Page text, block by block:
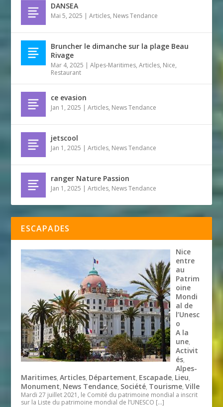
DANSEA
Mai 5, 2025 |Articles, News Tendance
Bruncher le dimanche sur la plage Beau
Rivage
Mar 4, 2025 |Alpes-Maritimes,Articles, Nice,
Restaurant
ce evasion
Jan 1, 2025 |Articles, News Tendance
jetscool
Jan 1, 2025 |Articles, News Tendance
ranger Nature Passion
Jan 1, 2025 |Articles, News Tendance
ESCAPADES
Nice
entre
au
Patrim
oine
Mondi
al de
l’Unesc
o
A la
une,
Activit
és,
Alpes-
Maritimes,Articles, Département, Escapade, Lieu,
Monument, News Tendance, Société, Tourisme,Ville
Mardi 27 juillet 2021, le Comité du patrimoine mondial a inscrit
sur la Liste du patrimoine mondial de l’UNESCO […]